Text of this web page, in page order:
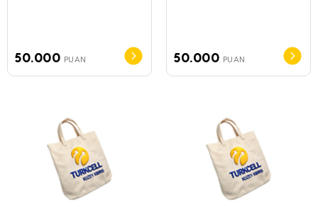
50.000 PUAN 50.000 PUAN